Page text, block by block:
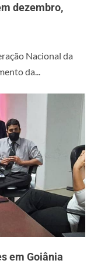
dezembro,
Nacional da
da...
em Goiânia